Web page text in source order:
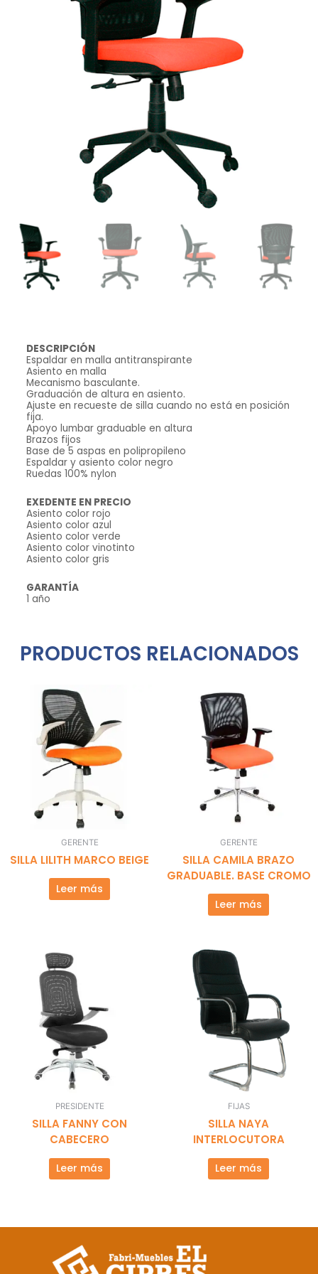
DESCRIPCIÓN
Espaldar en malla antitranspirante
Asiento en malla
Mecanismo basculante.
Graduación de altura en asiento.
Ajuste en recueste de silla cuando no está en posición
fija.
Apoyo lumbar graduable en altura
Brazos fijos
Base de 5 aspas en polipropileno
Espaldar y asiento color negro
Ruedas 100% nylon
EXEDENTE EN PRECIO
Asiento color rojo
Asiento color azul
Asiento color verde
Asiento color vinotinto
Asiento color gris
GARANTÍA
1 año
PRODUCTOS RELACIONADOS
GERENTE
SILLA LILITH MARCO BEIGE
Leer más
GERENTE
SILLA CAMILA BRAZO
GRADUABLE. BASE CROMO
Leer más
PRESIDENTE
SILLA FANNY CON
CABECERO
Leer más
FIJAS
SILLA NAYA
INTERLOCUTORA
Leer más